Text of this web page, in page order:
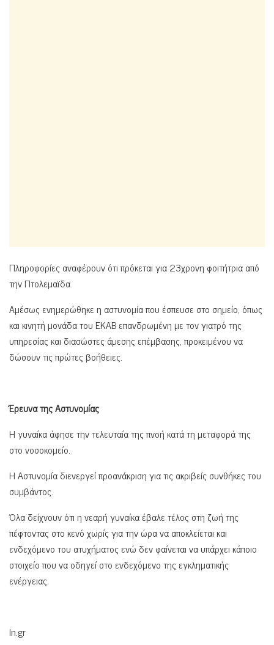
Πληροφορίες αναφέρουν ότι πρόκεται για 23χρονη φοιτήτρια από
την Πτολεμαϊδα
Αμέσως ενημερώθηκε η αστυνομία που έσπευσε στο σημείο, όπως
και κινητή μονάδα του ΕΚΑΒ επανδρωμένη με τον γιατρό της
υπηρεσίας και διασώστες άμεσης επέμβασης, προκειμένου να
δώσουν τις πρώτες βοήθειες.
Έρευνα της Αστυνομίας
Η γυναίκα άφησε την τελευταία της πνοή κατά τη μεταφορά της
στο νοσοκομείο.
Η Αστυνομία διενεργεί προανάκριση για τις ακριβείς συνθήκες του
συμβάντος.
Όλα δείχνουν ότι η νεαρή γυναίκα έβαλε τέλος στη ζωή της
πέφτοντας στο κενό χωρίς για την ώρα να αποκλείεται και
ενδεχόμενο του ατυχήματος ενώ δεν φαίνεται να υπάρχει κάποιο
στοιχείο που να οδηγεί στο ενδεχόμενο της εγκληματικής
ενέργειας.
In.gr